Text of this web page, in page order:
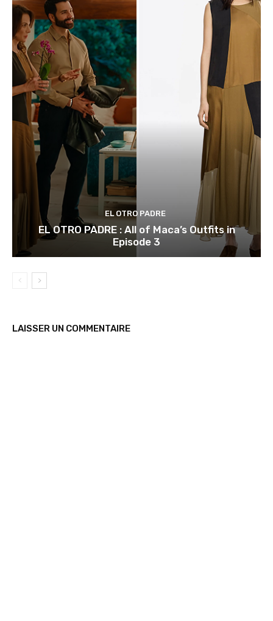
EL OTRO PADRE
EL OTRO PADRE : All of Maca’s Outfits in
Episode 3
LAISSER UN COMMENTAIRE